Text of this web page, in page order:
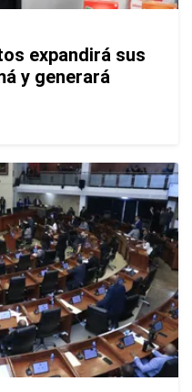
expandirá sus
y generará